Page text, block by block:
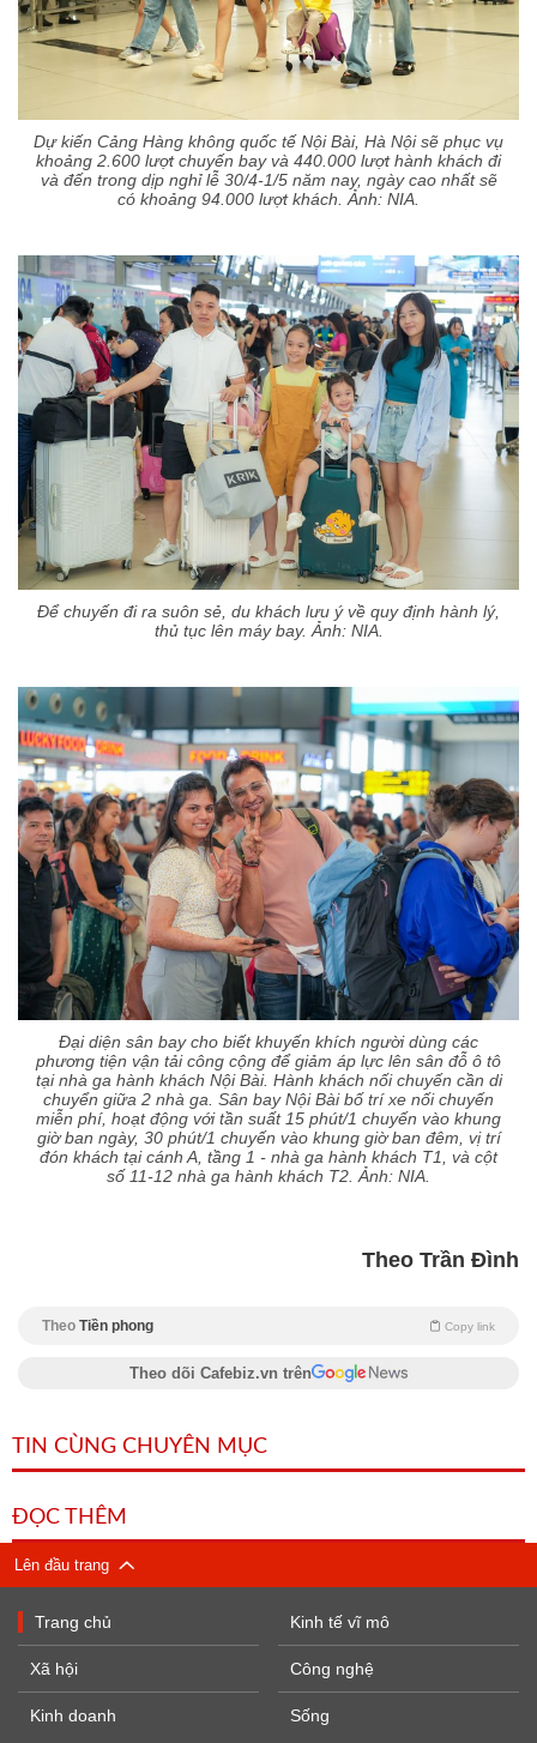
Dự kiến Cảng Hàng không quốc tế Nội Bài, Hà Nội sẽ phục vụ
khoảng 2.600 lượt chuyến bay và 440.000 lượt hành khách đi
và đến trong dịp nghỉ lễ 30/4-1/5 năm nay, ngày cao nhất sẽ
có khoảng 94.000 lượt khách. Ảnh: NIA.
Để chuyến đi ra suôn sẻ, du khách lưu ý về quy định hành lý,
thủ tục lên máy bay. Ảnh: NIA.
Đại diện sân bay cho biết khuyến khích người dùng các
phương tiện vận tải công cộng để giảm áp lực lên sân đỗ ô tô
tại nhà ga hành khách Nội Bài. Hành khách nối chuyến cần di
chuyển giữa 2 nhà ga. Sân bay Nội Bài bố trí xe nối chuyến
miễn phí, hoạt động với tần suất 15 phút/1 chuyến vào khung
giờ ban ngày, 30 phút/1 chuyến vào khung giờ ban đêm, vị trí
đón khách tại cánh A, tầng 1 - nhà ga hành khách T1, và cột
số 11-12 nhà ga hành khách T2. Ảnh: NIA.
Theo Trần Đình
Theo Tiền phong Copy link
Theo dõi Cafebiz.vn trên
TIN CÙNG CHUYÊN MỤC
ĐỌC THÊM
Lên đầu trang
Trang chủ
Xã hội
Kinh doanh
Kinh tế vĩ mô
Công nghệ
Sống